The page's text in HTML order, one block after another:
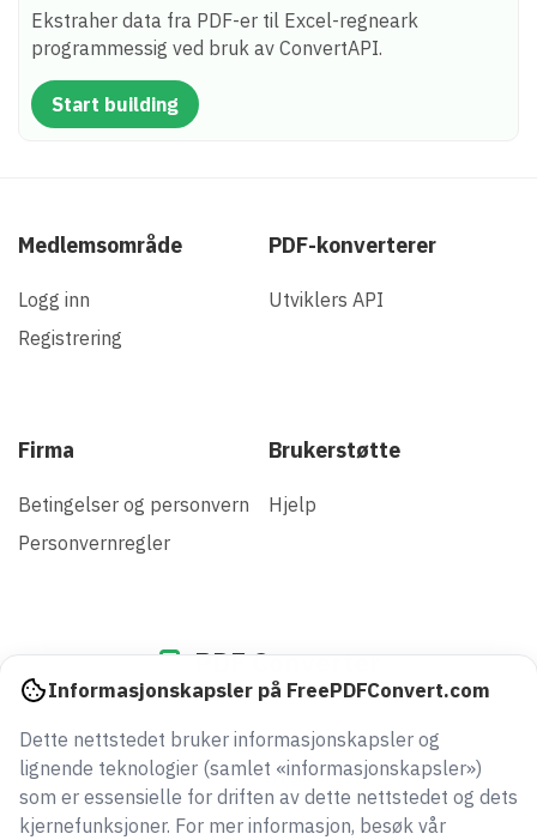
Ekstraher data fra PDF-er til Excel-regneark
programmessig ved bruk av ConvertAPI.
Start building
Medlemsområde
Logg inn
Registrering
PDF-konverterer
Utviklers API
Firma
Betingelser og personvern
Personvernregler
Brukerstøtte
Hjelp
PDF Converter
935519485086
filer konvertert siden 2005
Informasjonskapsler på FreePDFConvert.com
Dette nettstedet bruker informasjonskapsler og
lignende teknologier (samlet «informasjonskapsler»)
som er essensielle for driften av dette nettstedet og dets
kjernefunksjoner. For mer informasjon, besøk vår